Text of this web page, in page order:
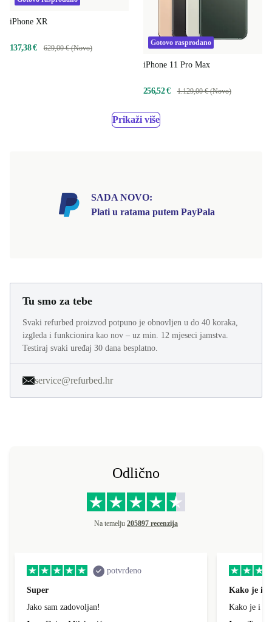
iPhone XR
137,38 € 629,00 € (Novo)
Gotovo rasprodano
iPhone 11 Pro Max
256,52 € 1.129,00 € (Novo)
Prikaži više
SADA NOVO:
Plati u ratama putem PayPala
Tu smo za tebe
Svaki refurbed proizvod potpuno je obnovljen u do 40 koraka,
izgleda i funkcionira kao nov – uz min. 12 mjeseci jamstva.
Testiraj svaki uređaj 30 dana besplatno.
service@refurbed.hr
Odlično
Na temelju 205897 recenzija
potvrđeno
Super
Jako sam zadovoljan!
Kako je i
Kako je i